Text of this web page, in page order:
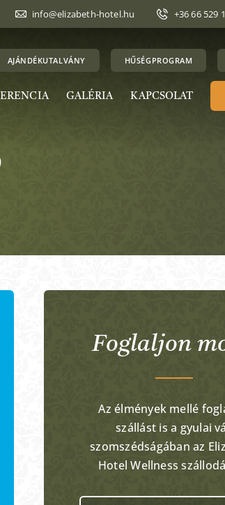
info@elizabeth-hotel.hu +36 66 529
AJÁNDÉKUTALVÁNY HŰSÉGPROGRAM
GALÉRIA KAPCSOLAT
Foglaljon
Az élmények mellé
szállást is a gyulai
szomszédságában az
Hotel Wellness